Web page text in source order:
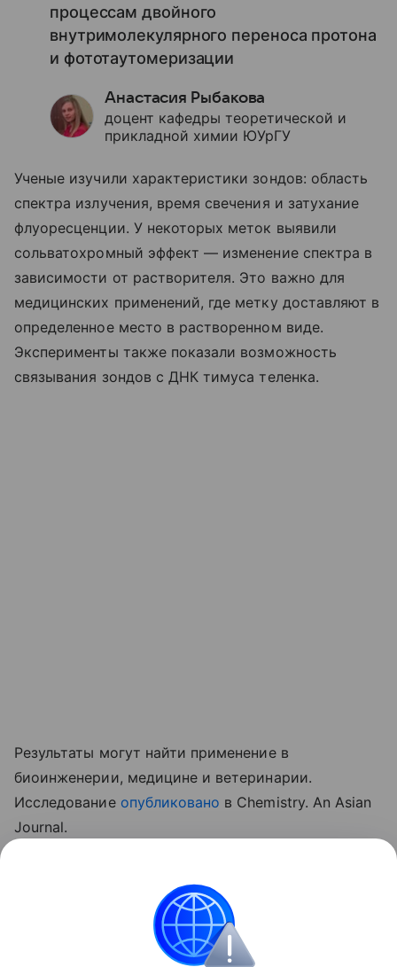
процессам двойного
внутримолекулярного переноса протона
и фототаутомеризации
Анастасия Рыбакова
доцент кафедры теоретической и
прикладной химии ЮУрГУ
Ученые изучили характеристики зондов: область
спектра излучения, время свечения и затухание
флуоресценции. У некоторых меток выявили
сольватохромный эффект — изменение спектра в
зависимости от растворителя. Это важно для
медицинских применений, где метку доставляют в
определенное место в растворенном виде.
Эксперименты также показали возможность
связывания зондов с ДНК тимуса теленка.
Результаты могут найти применение в
биоинженерии, медицине и ветеринарии.
Исследование опубликовано в Chemistry. An Asian
Journal.
впервые увидели, как ДНК «расстегивается»
перед копированием.